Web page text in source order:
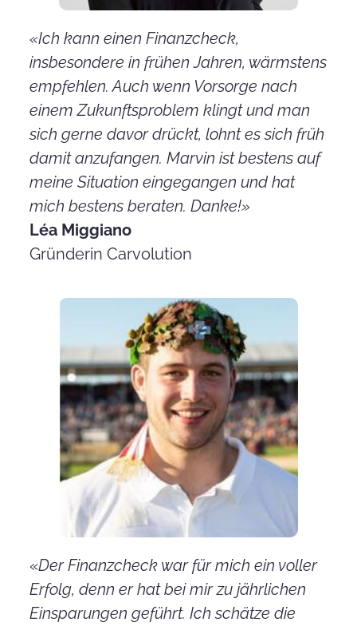
«Ich kann einen Finanzcheck,
insbesondere in frühen Jahren, wärmstens
empfehlen. Auch wenn Vorsorge nach
einem Zukunftsproblem klingt und man
sich gerne davor drückt, lohnt es sich früh
damit anzufangen. Marvin ist bestens auf
meine Situation eingegangen und hat
mich bestens beraten. Danke!»
Léa Miggiano
Gründerin Carvolution
«Der Finanzcheck war für mich ein voller
Erfolg, denn er hat bei mir zu jährlichen
Einsparungen geführt. Ich schätze die